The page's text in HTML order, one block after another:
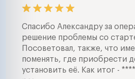
Спасибо Александру за
решение проблемы со
Посоветовал, также, что
поменять, где приобрести
установить её. Как итог -